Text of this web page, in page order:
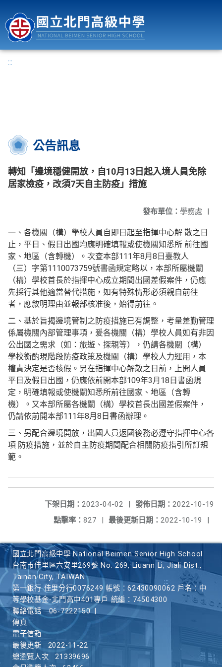
:::
公告訊息
轉知「邊境穩健開放，自10月13日起入境人員免除
居家檢疫，改須7天自主防疫」措施
發布單位： 學務處 |
一、各機關（構）學校人員自即日起至指揮中心解 散之日
止，平日、假日出國均應明確填報或使機關知悉所 前往國
家、地區（含轉機）。次查本部111年8月8日臺教人
（三）字第1110073759號書函規定略以，本部所屬機關
（構）學校首長於指揮中心成立期間出國差假案件，仍應
先採行其他適當替代措施，如有特殊情形必須親自前往
者，應敘明理由並報部核准後，始得前往。
二、基於旨揭邊境管制之防疫措施已有調整，考量差勤管理
係屬機關內部管理事項，爰各機關（構）學校人員如有非因
公出國之需求（如：旅遊、探親等），仍請各機關（構）
學校衡酌現階段防疫政策及機關（構）學校人力運用，本
權責決定是否核假。另在指揮中心解散之日前，上開人員
平日及假日出國，仍應依前開本部109年3月18日書函規
定，明確填報或使機關知悉所前往國家、地區（含轉
機）。又本部所屬各機關（構）學校首長出國差假案件，
仍請依前開本部111年8月8日書函辦理。
三、另配合邊境開放，出國人員返國後務必遵守指揮中心各
項 防疫措施，並於自主防疫期間配合相關防疫指引所訂規
範。
發佈日期： 2022-10-19
下架日期： 2023-04-02
|
最後更新日期： 2022-10-19 |
點擊率： 827 |
國立北門高級中學 National Beimen Senior High School
台南市佳里區六安里269號 No. 269, Liuann Li, Jiali Dist.,
Tainan City, TAIWAN
第一銀行 佳里分行0076249 帳號：62430090062 戶名：中
等學校基金-北門高中401專戶 統編：74504300
聯絡電話
06-7222150
傳真
電子信箱
最後更新
2022-11-22
總瀏覽人次
21339696